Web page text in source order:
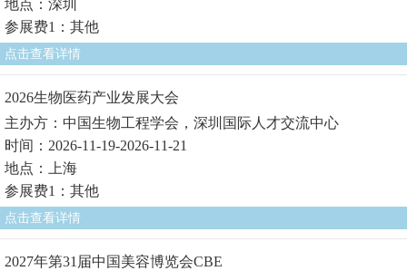
地点：深圳
参展费1：其他
点击查看详情
2026生物医药产业发展大会
主办方：中国生物工程学会，深圳国际人才交流中心
时间：2026-11-19-2026-11-21
地点：上海
参展费1：其他
点击查看详情
2027年第31届中国美容博览会CBE